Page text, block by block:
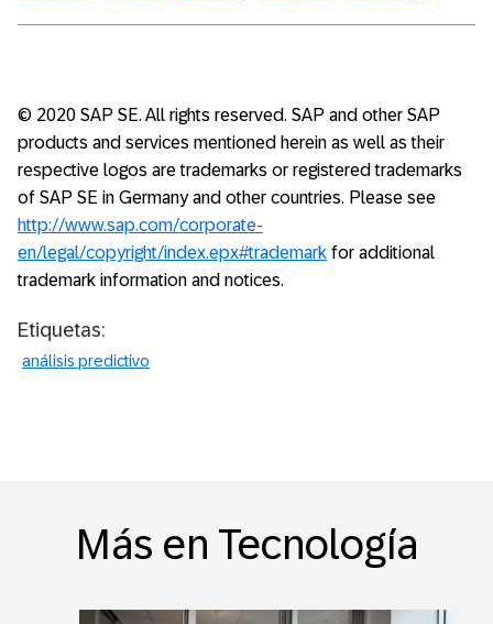
© 2020 SAP SE. All rights reserved. SAP and other SAP
products and services mentioned herein as well as their
respective logos are trademarks or registered trademarks
of SAP SE in Germany and other countries. Please see
http://www.sap.com/corporate-
en/legal/copyright/index.epx#trademark for additional
trademark information and notices.
Etiquetas:
análisis predictivo
Más en Tecnología